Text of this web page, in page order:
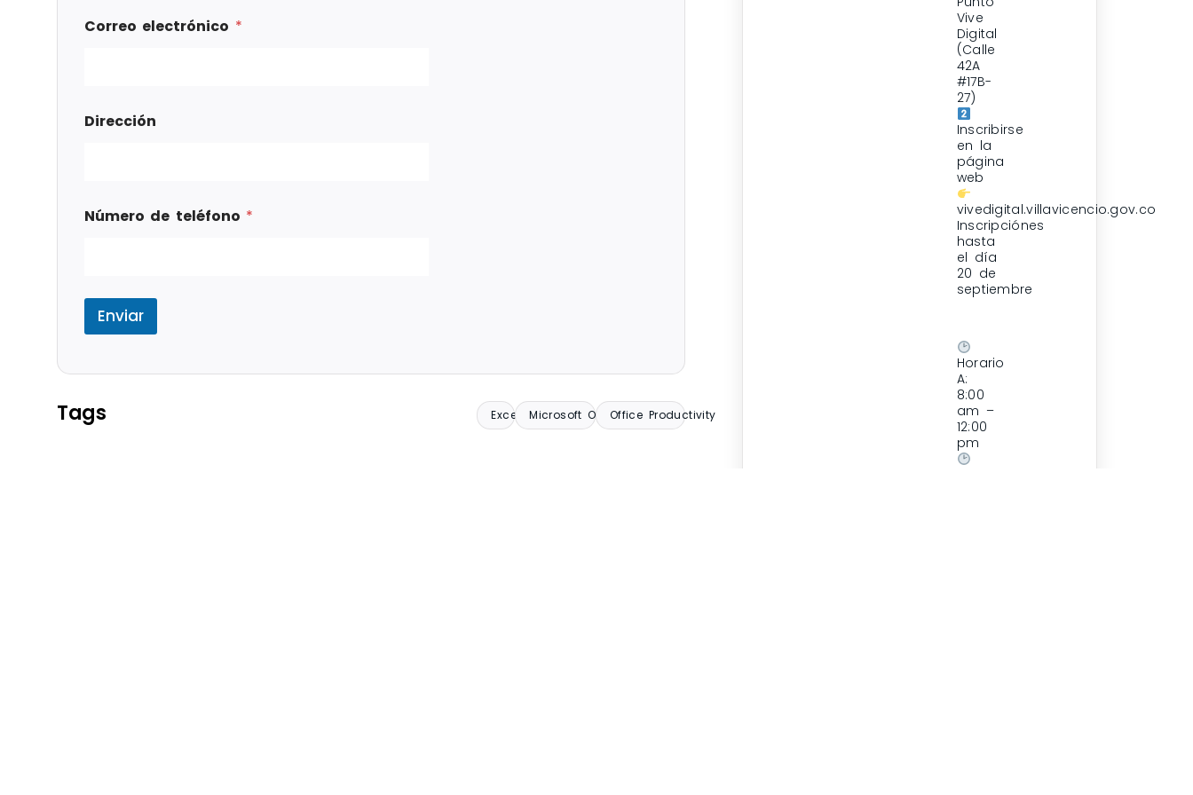
Correo electrónico *
Dirección
Número de teléfono *
Enviar
Tags Excel Microsoft OfficeOffice Productivity
Vive
Digital
(Calle
42A
#17B-
27)
Inscribirse
en la
página
web
vivedigital.villavicencio.gov.co
Inscripciónes
hasta
el día
20 de
septiembre
Horario
A:
8:00
am –
12:00
pm